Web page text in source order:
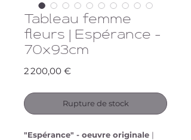
Tableau femme
fleurs | Espérance -
70x93cm
2 200,00 €Prix
Rupture de stock
"Espérance" - oeuvre originale |